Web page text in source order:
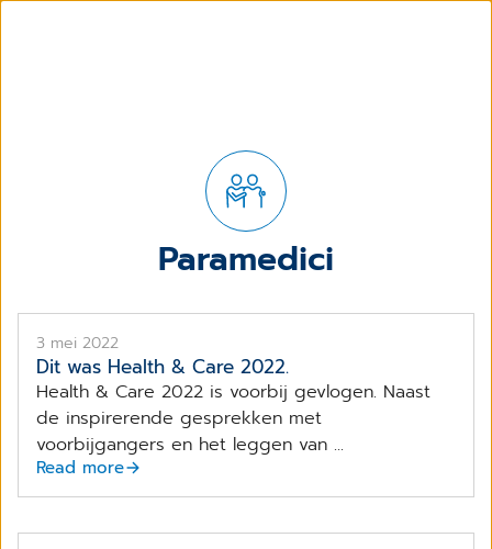
Paramedici
3 mei 2022
Dit was Health & Care 2022.
Health & Care 2022 is voorbij gevlogen. Naast
de inspirerende gesprekken met
voorbijgangers en het leggen van ...
Read more